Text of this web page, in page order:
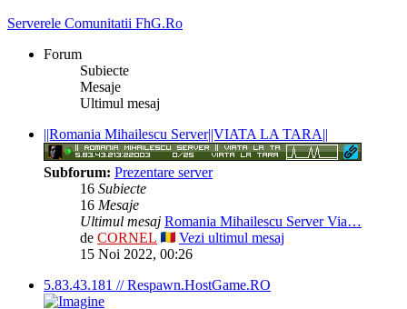
Serverele Comunitatii FhG.Ro
Forum
Subiecte
Mesaje
Ultimul mesaj
||Romania Mihailescu Server||VIATA LA TARA||
Subforum: Prezentare server
16 Subiecte
16 Mesaje
Ultimul mesaj Romania Mihailescu Server Via…
de CORNEL
Vezi ultimul mesaj
15 Noi 2022, 00:26
5.83.43.181 // Respawn.HostGame.RO